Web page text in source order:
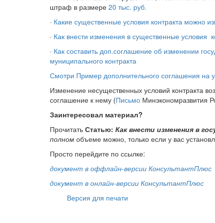
штраф в размере 20 тыс. руб.
· Какие существенные условия контракта можно
· Как внести изменения в существенные условия
· Как составить доп.соглашение об изменении
муниципального контракта
Смотри Пример дополнительного соглашения на
Изменение несущественных условий контракта
соглашение к нему (Письмо Минэкономразвития
Заинтересовал материал?
Прочитать Статью: Как внести изменения в
полном объеме можно, только если у вас
Просто перейдите по ссылке:
документ в оффлайн-версии КонсультантПлюс
документ в онлайн-версии КонсультантПлюс
Версия для печати